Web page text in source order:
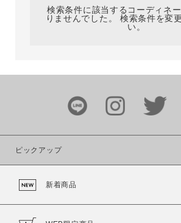
カラー
検索条件に該当するコーディネ
りませんでした。 検索条件を変
い。
ピックアップ
新着商品